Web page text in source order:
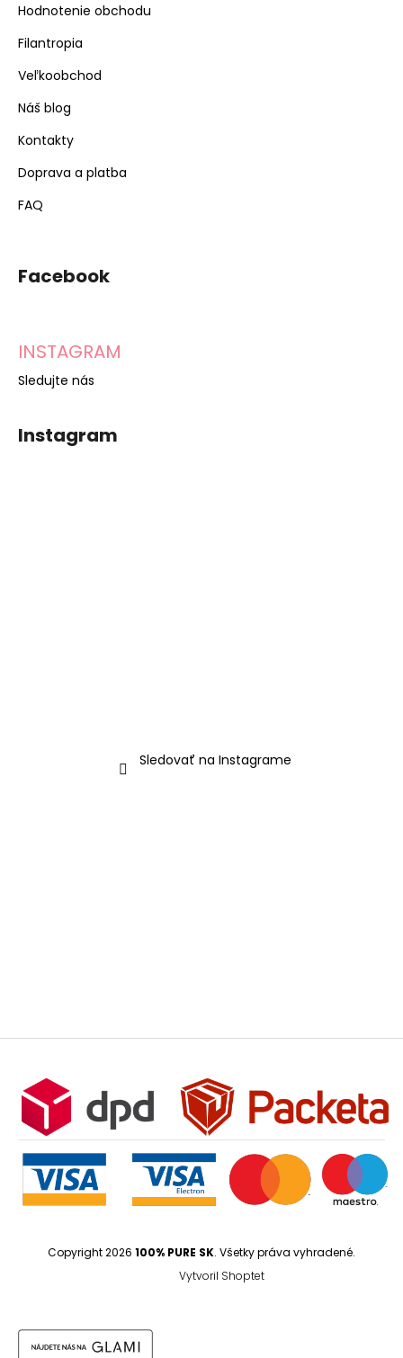
Hodnotenie obchodu
Filantropia
Veľkoobchod
Náš blog
Kontakty
Doprava a platba
FAQ
Facebook
INSTAGRAM
Sledujte nás
Instagram
Sledovať na Instagrame
Vytvoril Shoptet
Copyright 2026 100% PURE SK. Všetky práva vyhradené.